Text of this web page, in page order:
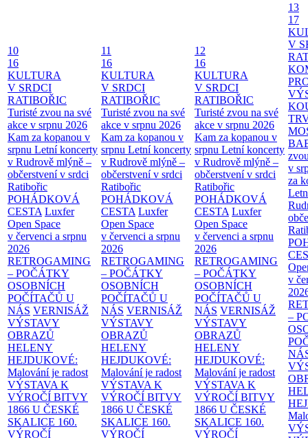
10
16
KULTURA
V SRDCI
RATIBOŘIC
Turisté zvou na své
akce v srpnu 2026
Kam za kopanou v
srpnu Letní koncerty
v Rudrově mlýně –
občerstvení v srdci
Ratibořic
POHÁDKOVÁ
CESTA Luxfer
Open Space
v červenci a srpnu
2026
RETROGAMING
– POČÁTKY
OSOBNÍCH
POČÍTAČŮ U
NÁS VERNISÁŽ
VÝSTAVY
OBRAZŮ
HELENY
HEJDUKOVÉ:
Malování je radost
VÝSTAVA K
VÝROČÍ BITVY
1866 U ČESKÉ
SKALICE 160.
VÝROČÍ
11
16
KULTURA
V SRDCI
RATIBOŘIC
Turisté zvou na své
akce v srpnu 2026
Kam za kopanou v
srpnu Letní koncerty
v Rudrově mlýně –
občerstvení v srdci
Ratibořic
POHÁDKOVÁ
CESTA Luxfer
Open Space
v červenci a srpnu
2026
RETROGAMING
– POČÁTKY
OSOBNÍCH
POČÍTAČŮ U
NÁS VERNISÁŽ
VÝSTAVY
OBRAZŮ
HELENY
HEJDUKOVÉ:
Malování je radost
VÝSTAVA K
VÝROČÍ BITVY
1866 U ČESKÉ
SKALICE 160.
VÝROČÍ
12
16
KULTURA
V SRDCI
RATIBOŘIC
Turisté zvou na své
akce v srpnu 2026
Kam za kopanou v
srpnu Letní koncerty
v Rudrově mlýně –
občerstvení v srdci
Ratibořic
POHÁDKOVÁ
CESTA Luxfer
Open Space
v červenci a srpnu
2026
RETROGAMING
– POČÁTKY
OSOBNÍCH
POČÍTAČŮ U
NÁS VERNISÁŽ
VÝSTAVY
OBRAZŮ
HELENY
HEJDUKOVÉ:
Malování je radost
VÝSTAVA K
VÝROČÍ BITVY
1866 U ČESKÉ
SKALICE 160.
VÝROČÍ
13
17
V
v
za
v
–